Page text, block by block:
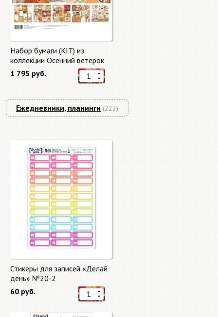
Набор бумаги (KIT) из
коллекции Осенний ветерок
"Autumn Breeze"
1 795 руб.
Ежедневники, планинги (222)
Стикеры для записей «Делай
день» №20-2
60 руб.